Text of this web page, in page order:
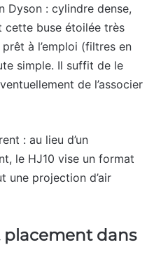
Dyson : cylindre dense,
cette buse étoilée très
à l’emploi (filtres en
simple. Il suffit de le
de l’associer
: au lieu d’un
le HJ10 vise un format
une projection d’air
dans